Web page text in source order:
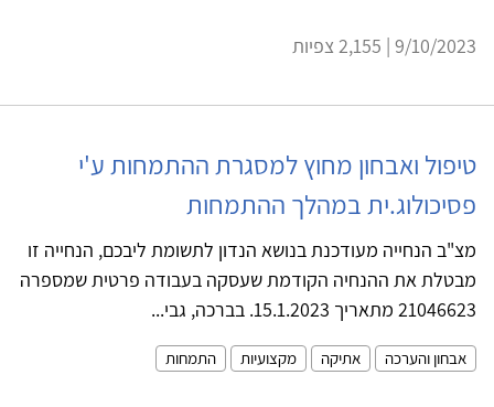
9/10/2023 | 2,155 צפיות
טיפול ואבחון מחוץ למסגרת ההתמחות ע'י
פסיכולוג.ית במהלך ההתמחות
מצ"ב הנחייה מעודכנת בנושא הנדון לתשומת ליבכם, הנחייה זו
מבטלת את ההנחיה הקודמת שעסקה בעבודה פרטית שמספרה
21046623 מתאריך 15.1.2023. בברכה, גבי...
אבחון והערכה אתיקה מקצועיות התמחות